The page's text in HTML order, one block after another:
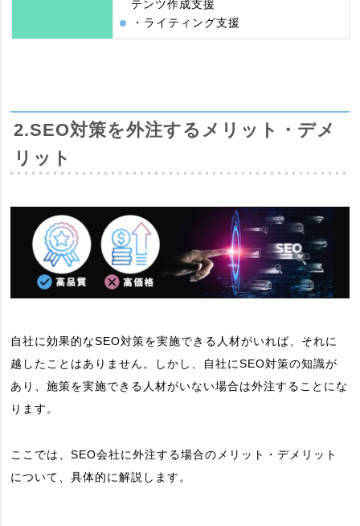
テンツ作成支援
・ライティング支援
2.SEO対策を外注するメリット・デメ
リット
自社に効果的なSEO対策を実施できる人材がいれば、それに
越したことはありません。しかし、自社にSEO対策の知識が
あり、施策を実施できる人材がいない場合は外注することにな
ります。
ここでは、SEO会社に外注する場合のメリット・デメリット
について、具体的に解説します。